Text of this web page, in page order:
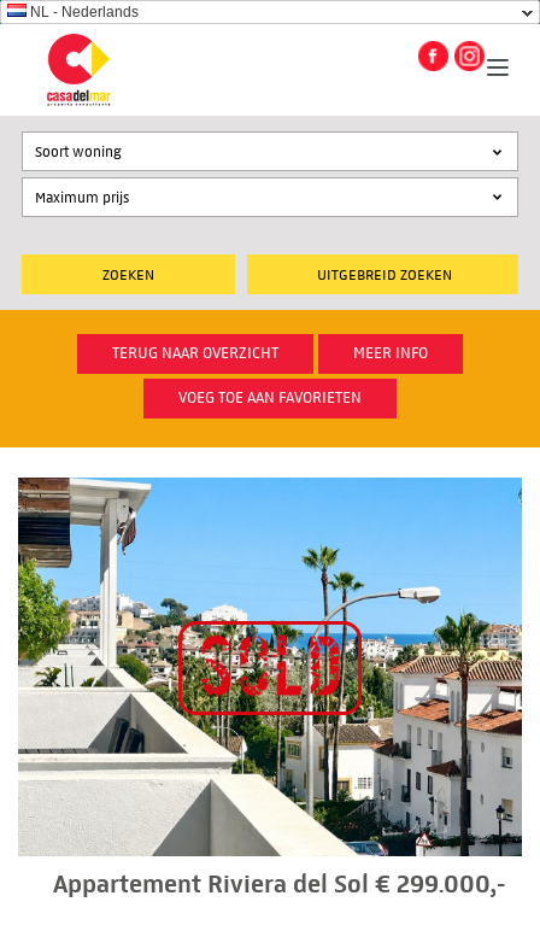
NL - Nederlands
UITGEBREID ZOEKEN
Soort woning
TERUG NAAR OVERZICHT MEER INFO
VOEG TOE AAN FAVORIETEN
Appartement Riviera del Sol € 299.000,-